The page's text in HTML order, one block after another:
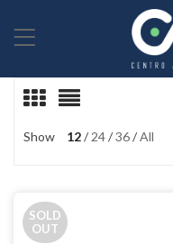
Show 12 24 36 All
SOLD
OUT